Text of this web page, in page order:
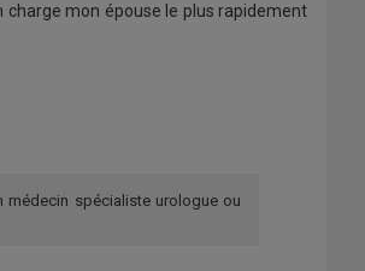
charge mon épouse le plus rapidement
médecin spécialiste urologue ou